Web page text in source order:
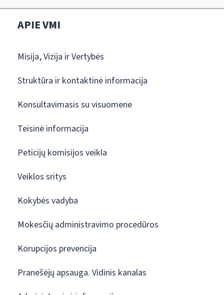
APIE VMI
Misija, Vizija ir Vertybės
Struktūra ir kontaktinė informacija
Konsultavimasis su visuomene
Teisinė informacija
Peticijų komisijos veikla
Veiklos sritys
Kokybės vadyba
Mokesčių administravimo procedūros
Korupcijos prevencija
Pranešėjų apsauga. Vidinis kanalas